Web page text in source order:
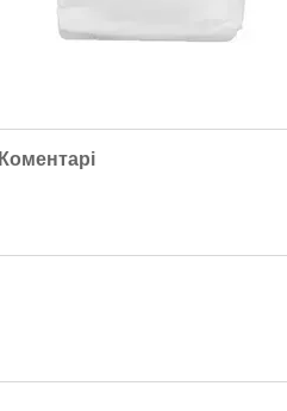
Коментарі